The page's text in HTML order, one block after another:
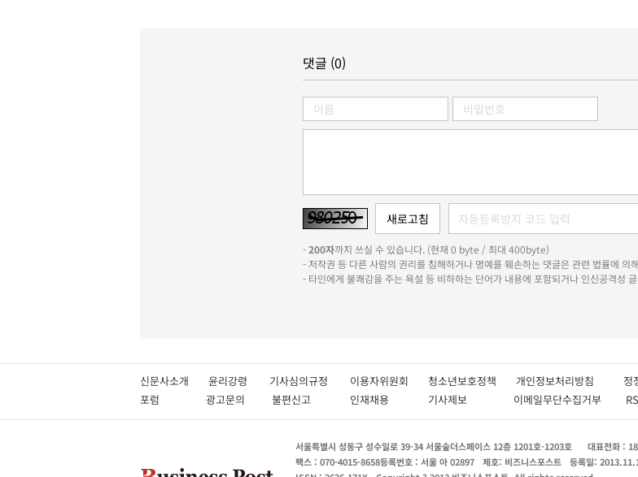
댓글 (0)
-200자까지 쓰실 수 있습니다. (현재 0 byte / 최대 400byte)
- 저작권 등 다른 사람의 권리를 침해하거나 명예를 훼손하는 댓글은 관련 법률에 의
- 타인에게 불쾌감을 주는 욕설 등 비하하는 단어가 내용에 포함되거나 인신공격성
신문사소개 윤리강령 기사심의규정 이용자위원회 청소년보호정책 개인정보처리방침 정
포럼
광고문의 불편신고 인재채용 기사제보 이메일무단수집거부
서울특별시 성동구 성수일로 39-34 서울숲더스페이스 12층 1201호-1203호 대표전화 :
팩스 : 070-4015-8658등록번호 : 서울 아 02897 제호: 비즈니스포스트 등록일: